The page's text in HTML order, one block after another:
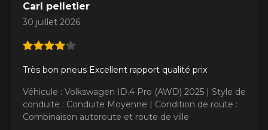
Carl pelletier
30 juillet 2026
Très bon pneus Excellent rapport qualité prix
Véhicule : Volkswagen ID.4 Pro (AWD) 2025 | Style de
conduite : Conduite Moyenne | Condition de route :
Combinaison autoroute et route de ville
KM parcourus
VOICI LES DIMENSIONS POUR VOTRE VÉHICULE
Que magasinez-vous?